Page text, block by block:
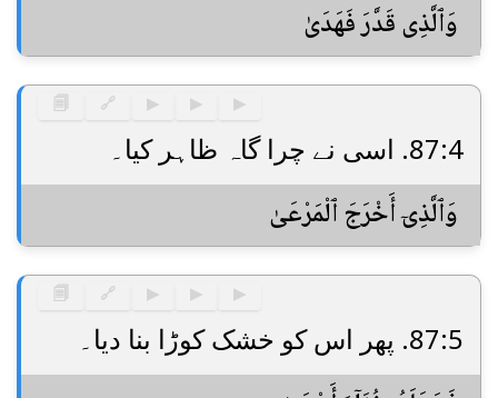
وَٱلَّذِى قَدَّرَ فَهَدَىٰ
▶
▶
▶
🔗
🗐
87:4. اسی نے چرا گاہ ظاہر کیا۔
وَٱلَّذِىٓ أَخْرَجَ ٱلْمَرْعَىٰ
▶
▶
▶
🔗
🗐
87:5. پھر اس کو خشک کوڑا بنا دیا۔